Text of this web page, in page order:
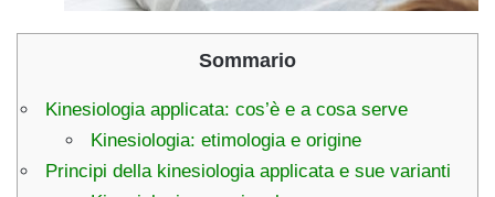
Sommario
Kinesiologia applicata: cos’è e a cosa serve
Kinesiologia: etimologia e origine
Principi della kinesiologia applicata e sue varianti